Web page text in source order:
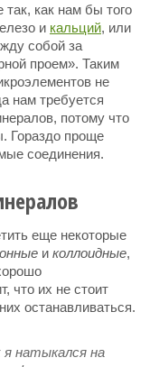
как нам бы того
и кальций, или
собой за
проем». Таким
не
нам требуется
потому что
Гораздо проще
соединения.
еще некоторые
и коллоидные,
что их не стоит
останавливаться.
я натыкался на